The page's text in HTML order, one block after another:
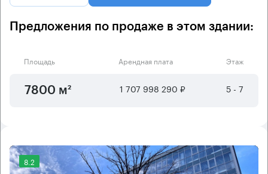
Предложения по продаже в этом здании:
Площадь Арендная плата Этаж
7800 м² 1 707 998 290 ₽ 5 - 7
8.2